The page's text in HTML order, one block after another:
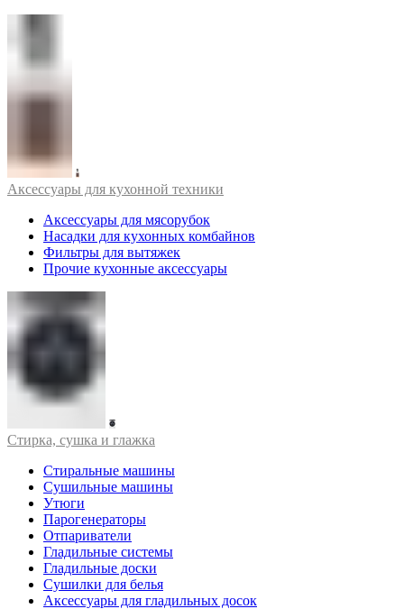
Аксессуары для кухонной техники
Аксессуары для мясорубок
Насадки для кухонных комбайнов
Фильтры для вытяжек
Прочие кухонные аксессуары
Стирка, сушка и глажка
Стиральные машины
Сушильные машины
Утюги
Парогенераторы
Отпариватели
Гладильные системы
Гладильные доски
Сушилки для белья
Аксессуары для гладильных досок